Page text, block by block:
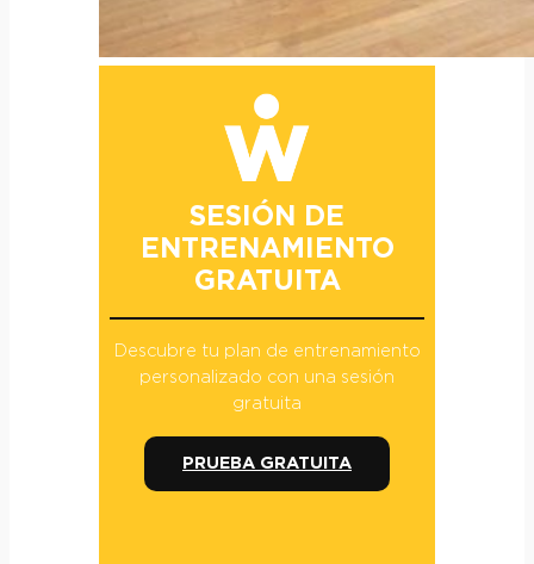
SESIÓN DE
ENTRENAMIENTO
GRATUITA
Descubre tu plan de entrenamiento
personalizado con una sesión
gratuita
PRUEBA GRATUITA